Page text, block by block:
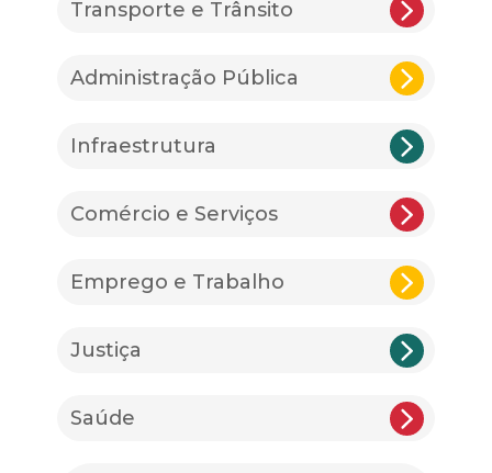
Transporte e Trânsito
Administração Pública
Infraestrutura
Comércio e Serviços
Emprego e Trabalho
Justiça
Saúde